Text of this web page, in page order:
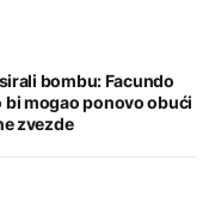
bombu: Facundo
bi mogao ponovo obući
zvezde